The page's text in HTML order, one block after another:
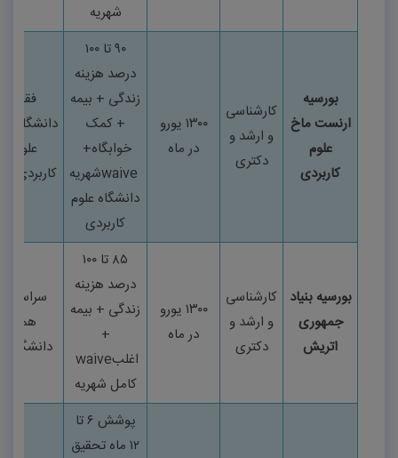
شهریه
بورسیه
ارنست ماخ
علوم
کاربردی
کارشناسی
و ارشد و
دکتری
۱۳۰۰ یورو
در ماه
۹۰تا۱۰۰
درصد هزینه
زندگی + بیمه
+ کمک
خوابگاه+
waiveشهریه
دانشگاه علوم
کاربردی
فقط
علوم
کاربردی
بورسیه بنیاد
جمهوری
اتریش
کارشناسی
و ارشد و
دکتری
۱۳۰۰ یورو
در ماه
۸۵ تا ۱۰۰
درصد هزینه
زندگی + بیمه
+
اغلبwaive
کامل شهریه
سراسری
همه
پوشش ۶تا
۱۲ ماه تحقیق